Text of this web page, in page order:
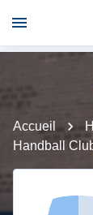
Accueil
Handball